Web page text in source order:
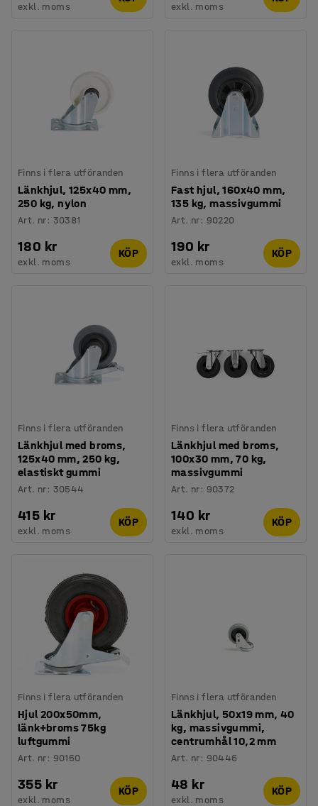
exkl. moms exkl. moms
Finns i flera utföranden
Länkhjul, 125x40 mm,
250 kg, nylon
Art. nr: 30381
180 kr
exkl. moms
KÖP
Finns i flera utföranden
Fast hjul, 160x40 mm,
135 kg, massivgummi
Art. nr: 90220
190 kr
exkl. moms
KÖP
Finns i flera utföranden
Länkhjul med broms,
125x40 mm, 250 kg,
elastiskt gummi
Art. nr: 30544
415 kr
exkl. moms
KÖP
Finns i flera utföranden
Länkhjul med broms,
100x30 mm, 70 kg,
massivgummi
Art. nr: 90372
140 kr
exkl. moms
KÖP
Finns i flera utföranden
Hjul 200x50mm,
länk+broms 75kg
luftgummi
Art. nr: 90160
355 kr
exkl. moms
KÖP
Finns i flera utföranden
Länkhjul, 50x19 mm, 40
kg, massivgummi,
centrumhål 10,2 mm
Art. nr: 90446
48 kr
exkl. moms
KÖP